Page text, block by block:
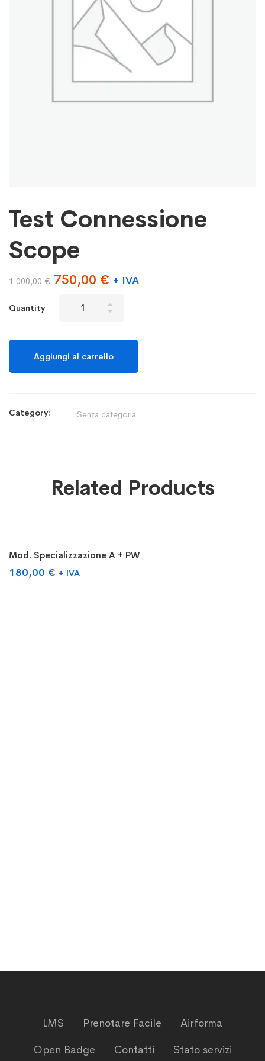
Test Connessione
Scope
1.000,00€ Il
originale
750,00 € Il
attuale
+ IVA
Quantity
Connessione
Aggiungi al carrello
Category: Senza categoria
Related Products
Aggiungi al carrello
Mod. Specializzazione A + PW
180,00 € + IVA
LMS Prenotare Facile Airforma
Open Badge Contatti Stato servizi